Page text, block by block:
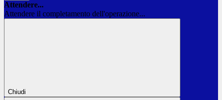
Attendere...
Attendere il completamento dell'operazione...
Chiudi